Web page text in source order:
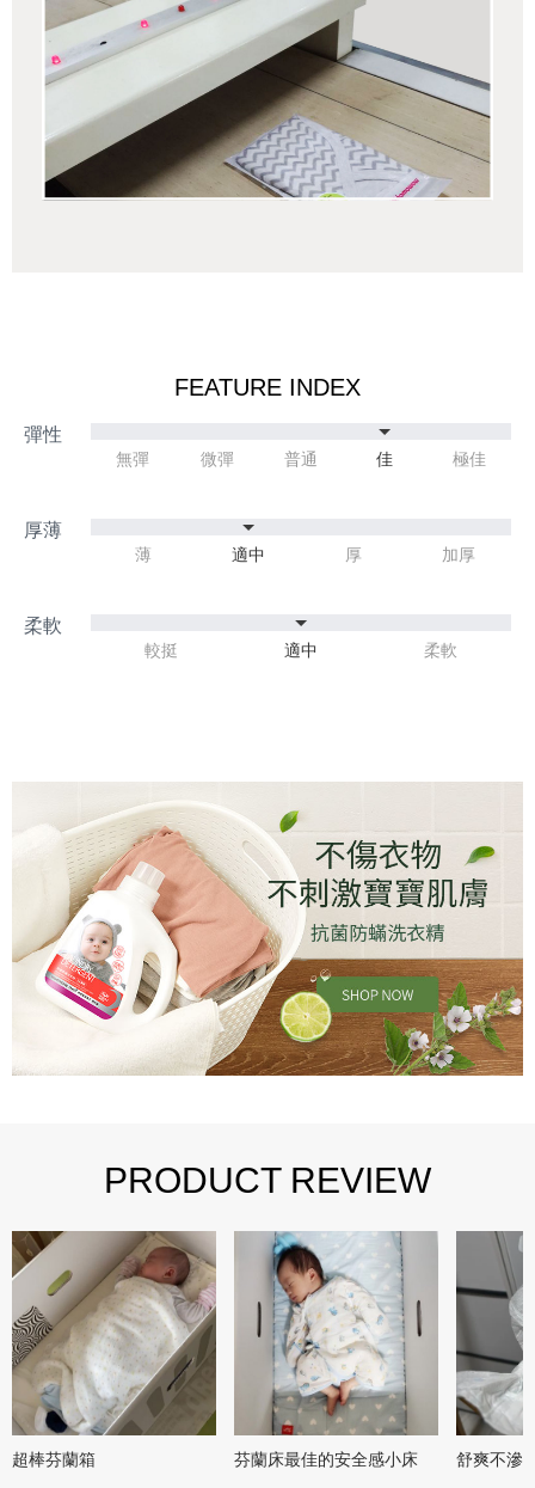
FEATURE INDEX
無彈 微彈 普通 佳 極佳
薄 適中 厚 加厚
較挺 適中 柔軟
PRODUCT REVIEW
超棒芬蘭箱 芬蘭床最佳的安全感小床 舒爽不滲